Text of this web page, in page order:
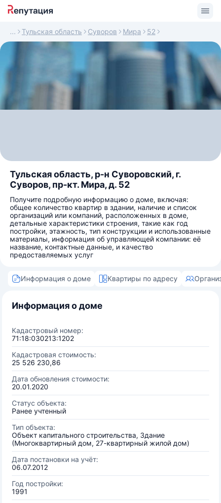
Тульская область Суворов Мира 52
Тульская область, р-н Суворовский, г.
Суворов, пр-кт. Мира, д. 52
Получите подробную информацию о доме, включая:
общее количество квартир в здании, наличие и список
организаций или компаний, расположенных в доме,
детальные характеристики строения, такие как год
постройки, этажность, тип конструкции и использованные
материалы, информация об управляющей компании: её
название, контактные данные, и качество
предоставляемых услуг
Информация о доме Квартиры по адресу
Информация о доме
Кадастровый номер:
71:18:030213:1202
Кадастровая стоимость:
25 526 230,86
Дата обновления стоимости:
20.01.2020
Статус объекта:
Ранее учтенный
Тип объекта:
Объект капитального строительства, Здание
(Многоквартирный дом, 27-квартирный жилой дом)
Дата постановки на учёт:
06.07.2012
Год постройки:
1991